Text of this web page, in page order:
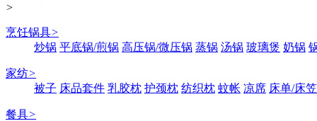
>
烹饪锅具>
炒锅 平底锅/煎锅 高压锅/微压锅 蒸锅 汤锅 玻璃煲 奶锅
家纺>
被子 床品套件 乳胶枕 护颈枕 纺织枕 蚊帐 凉席 床单/床笠
餐具>